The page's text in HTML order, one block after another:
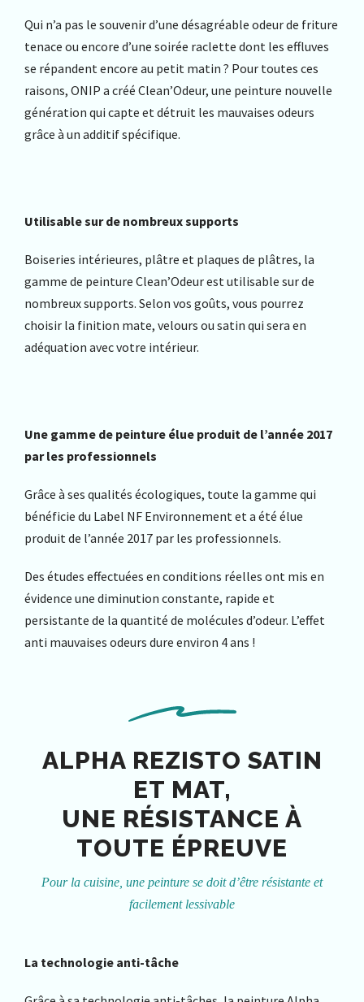
Qui n’a pas le souvenir d’une désagréable odeur de friture
tenace ou encore d’une soirée raclette dont les effluves
se répandent encore au petit matin ? Pour toutes ces
raisons, ONIP a créé Clean’Odeur, une peinture nouvelle
génération qui capte et détruit les mauvaises odeurs
grâce à un additif spécifique.
Utilisable sur de nombreux supports
Boiseries intérieures, plâtre et plaques de plâtres, la
gamme de peinture Clean’Odeur est utilisable sur de
nombreux supports. Selon vos goûts, vous pourrez
choisir la finition mate, velours ou satin qui sera en
adéquation avec votre intérieur.
Une gamme de peinture élue produit de l’année 2017
par les professionnels
Grâce à ses qualités écologiques, toute la gamme qui
bénéficie du Label NF Environnement et a été élue
produit de l’année 2017 par les professionnels.
Des études effectuées en conditions réelles ont mis en
évidence une diminution constante, rapide et
persistante de la quantité de molécules d’odeur. L’effet
anti mauvaises odeurs dure environ 4 ans !
ALPHA REZISTO SATIN
ET MAT,
UNE RÉSISTANCE À
TOUTE ÉPREUVE
Pour la cuisine, une peinture se doit d’être résistante et
facilement lessivable
La technologie anti-tâche